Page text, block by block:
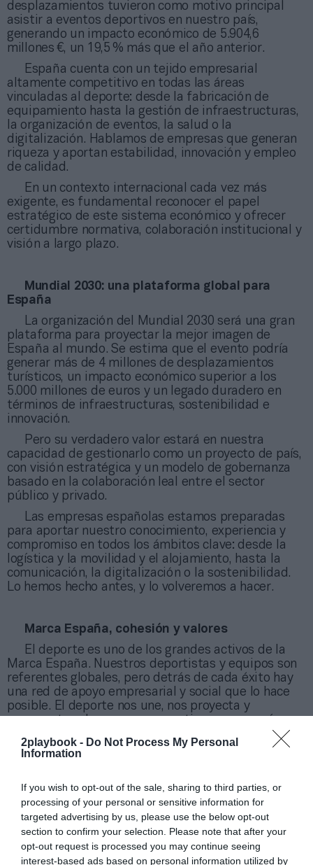
2playbook - Do Not Process My Personal
Information
If you wish to opt-out of the sale, sharing to third parties, or
processing of your personal or sensitive information for
targeted advertising by us, please use the below opt-out
section to confirm your selection. Please note that after your
opt-out request is processed you may continue seeing
interest-based ads based on personal information utilized by
desplazamientos tuvieron como motivo principal
asistir a eventos deportivos en nuestro país,
generando un impacto económico de 5.904,6
millones €, un 19,5 % más que el año anterior.
España cuenta con un tejido empresarial
altamente competitivo en todas las áreas
vinculadas al deporte: desde la fabricación de
equipamiento hasta la gestión de infraestructuras,
la organización de eventos, la salud o la
digitalización. Hablamos de empresas que generan
riqueza y aportan estabilidad, innovación y empleo
de calidad.
En un contexto internacional cada vez más
exigente, es fundamental reconocer el papel
estratégico de este sistema económico y ofrecer
certidumbre normativa, colaboración institucional y
visión a largo plazo.
Mundial 2030: una plataforma global para
España
La organización del Mundial 2030 será una gran
plataforma para proyectar la mejor imagen de
España al mundo. Se estima que el evento podría
generar más de 4 millones de desplazamientos
turísticos, un impacto económico superior a los
5.000 millones de euros y un legado duradero en
términos de infraestructuras, sostenibilidad e
innovación.
Pero su verdadero valor estará en nuestra
capacidad de gestionarlo como un proyecto de país,
con visión estratégica y un modelo de gobernanza
basado en la colaboración leal entre el sector
público y privado.
Las empresas españolas estamos preparadas
para aportar nuestro conocimiento, experiencia y
compromiso en todos los ámbitos clave: desde la
logística y la movilidad y el alojamiento, hasta la
comunicación, la digitalización o la sostenibilidad.
Lo hemos hecho antes, y lo volveremos a hacer.
Marca España, cohesión y valores
El deporte es uno de los grandes activos de la
Marca España. Nuestros deportistas y equipos son
referentes globales, pero detrás de cada éxito hay
una red de apoyo empresarial y social que lo hace
posible. El deporte nos une, nos proyecta y
esfuerzo, trabajo en equipo, respeto y superación.
Desde CEOE creemos en un modelo de empresa
responsabilidad y con una visión de futuro alineada
con el interés general.
La celebración del Mundial 2030 no debe ser solo
un hito deportivo, sino un catalizador de desarrollo,
cohesión territorial y reputación internacional. Para
lograrlo, necesitamos visión estratégica, estabilidad